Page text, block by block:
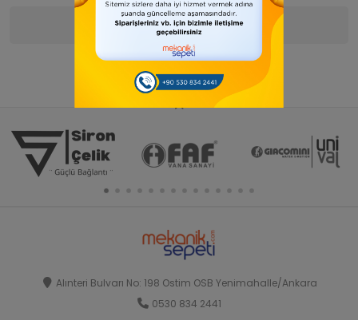
Ürün Bilgisi Yorumlar
Alınteri Bulvarı No: 198 Ostim OSB Yenimahalle/Ankara
0530 834 2441